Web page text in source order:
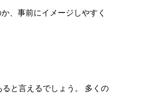
、事前にイメージしやすく
と言えるでしょう。 多くの